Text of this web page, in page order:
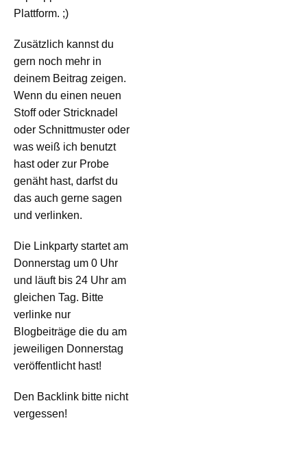
Plattform. ;)
Zusätzlich kannst du
gern noch mehr in
deinem Beitrag zeigen.
Wenn du einen neuen
Stoff oder Stricknadel
oder Schnittmuster oder
was weiß ich benutzt
hast oder zur Probe
genäht hast, darfst du
das auch gerne sagen
und verlinken.
Die Linkparty startet am
Donnerstag um 0 Uhr
und läuft bis 24 Uhr am
gleichen Tag. Bitte
verlinke nur
Blogbeiträge die du am
jeweiligen Donnerstag
veröffentlicht hast!
Den Backlink bitte nicht
vergessen!